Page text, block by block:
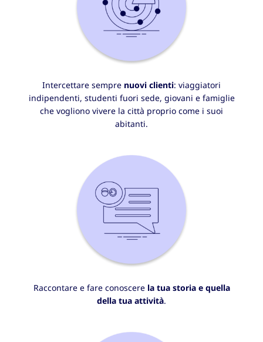
Intercettare sempre nuovi clienti: viaggiatori
indipendenti, studenti fuori sede, giovani e famiglie
che vogliono vivere la città proprio come i suoi
abitanti.
Raccontare e fare conoscere la tua storia e quella
della tua attività.